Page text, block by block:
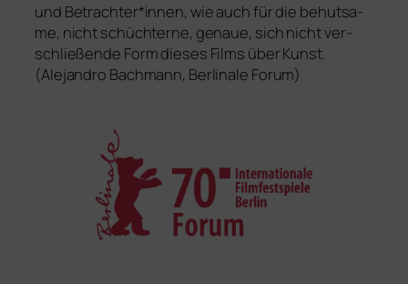
und Betrachter*innen, wie auch für die behut­sa­
me, nicht schüch­ter­ne, genaue, sich nicht ver­
schlie­ßen­de Form die­ses Films über Kunst.
(Alejandro Bachmann, Berlinale Forum)